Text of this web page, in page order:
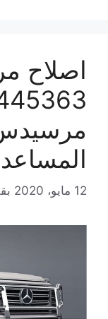
اصلاح
12 مايو، 2020